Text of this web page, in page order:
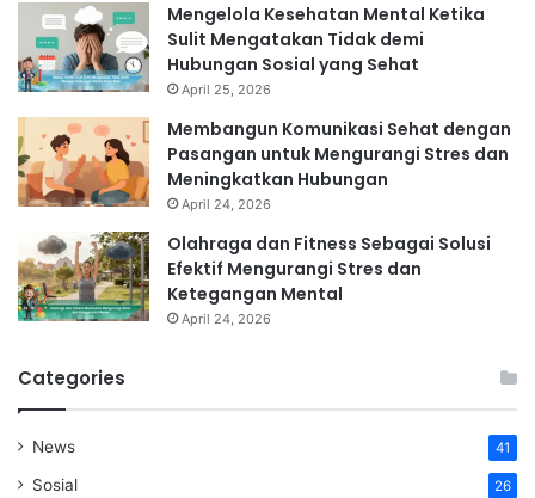
Mengelola Kesehatan Mental Ketika
Sulit Mengatakan Tidak demi
Hubungan Sosial yang Sehat
April 25, 2026
Membangun Komunikasi Sehat dengan
Pasangan untuk Mengurangi Stres dan
Meningkatkan Hubungan
April 24, 2026
Olahraga dan Fitness Sebagai Solusi
Efektif Mengurangi Stres dan
Ketegangan Mental
April 24, 2026
Categories
News 41
Sosial 26